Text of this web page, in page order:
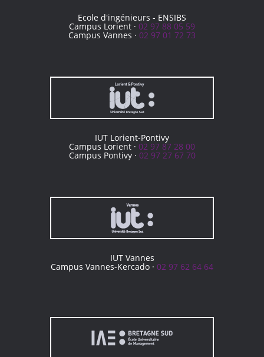
Ecole d'ingénieurs - ENSIBS
Campus Lorient · 02 97 88 05 59
Campus Vannes · 02 97 01 72 73
IUT Lorient-Pontivy
Campus Lorient · 02 97 87 28 00
Campus Pontivy · 02 97 27 67 70
IUT Vannes
Campus Vannes-Kercado · 02 97 62 64 64